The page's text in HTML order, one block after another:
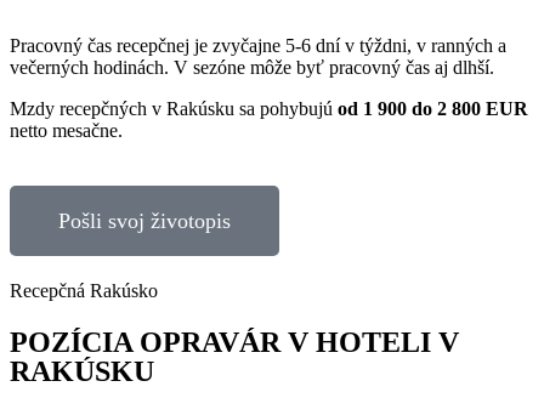
Pracovný čas recepčnej je zvyčajne 5-6 dní v týždni, v ranných a
večerných hodinách. V sezóne môže byť pracovný čas aj dlhší.
Mzdy recepčných v Rakúsku sa pohybujú od 1 900 do 2 800 EUR
netto mesačne.
Pošli svoj životopis
Recepčná Rakúsko
POZÍCIA OPRAVÁR V HOTELI V
RAKÚSKU